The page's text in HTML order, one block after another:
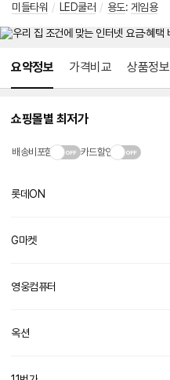
미들타워 / LED쿨러 / 용도: 게임용
요약정보 가격비교 상품정보
쇼핑몰별 최저가
배송비포함 카드할인
롯데ON
G마켓
영웅컴퓨터
옥션